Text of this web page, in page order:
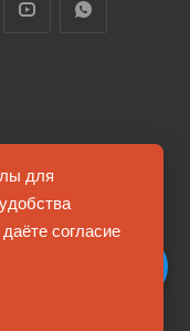
офертой
для
согласие